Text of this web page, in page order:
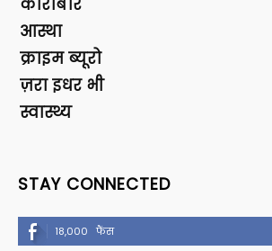
कारोबार
आस्था
क्राइम ब्यूरो
ज़रा इधर भी
स्वास्थ्य
STAY CONNECTED
18,000 फैंस